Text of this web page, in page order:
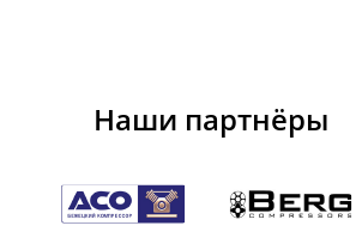
Наши партнёры